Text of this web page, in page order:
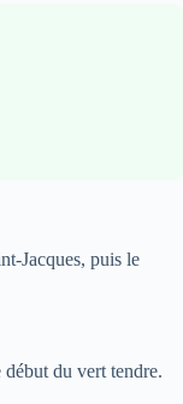
Jacques, puis le
du vert tendre.